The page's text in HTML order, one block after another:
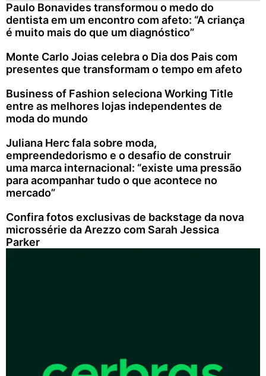
Paulo Bonavides transformou o medo do
dentista em um encontro com afeto: “A criança
é muito mais do que um diagnóstico”
Monte Carlo Joias celebra o Dia dos Pais com
presentes que transformam o tempo em afeto
Business of Fashion seleciona Working Title
entre as melhores lojas independentes de
moda do mundo
Juliana Herc fala sobre moda,
empreendedorismo e o desafio de construir
uma marca internacional: “existe uma pressão
para acompanhar tudo o que acontece no
mercado”
Confira fotos exclusivas de backstage da nova
microssérie da Arezzo com Sarah Jessica
Parker